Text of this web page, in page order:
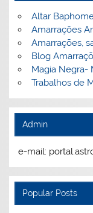
Altar
Amarrações
Amarrações,
Blog
Magia Negra-
Trabalhos de
Admin
e-mail:
Popular Posts